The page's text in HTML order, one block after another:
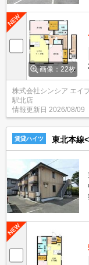
画像：22枚
株式会社シンシア エイ
駅北店
情報更新日 2026/08/09
賃貸ハイツ 東北本線